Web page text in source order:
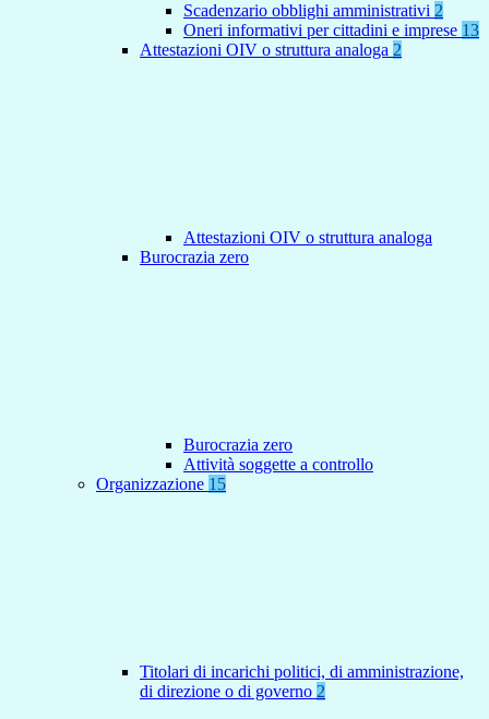
Scadenzario obblighi amministrativi 2
Oneri informativi per cittadini e imprese 13
Attestazioni OIV o struttura analoga 2
Attestazioni OIV o struttura analoga
Burocrazia zero
Burocrazia zero
Attività soggette a controllo
Organizzazione 15
Titolari di incarichi politici, di amministrazione,
di direzione o di governo 2